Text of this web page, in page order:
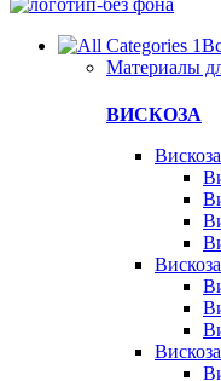
Материалы
ВИСКОЗА